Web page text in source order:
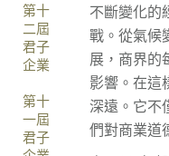
第十
二屆
君子
企業
第十
一屆
君子
不斷變化的
戰。從氣候
展，商界的
影響。在這
深遠。它不
們對商業道